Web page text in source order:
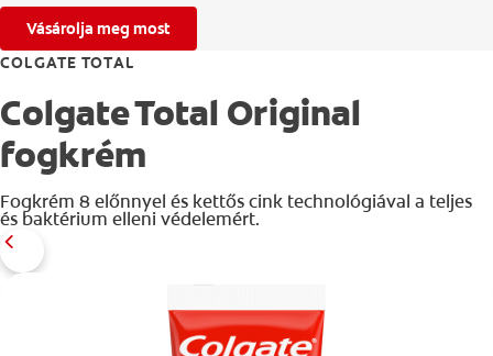
Vásárolja meg most
COLGATE TOTAL
Colgate Total Original
fogkrém
Fogkrém 8 előnnyel és kettős cink technológiával a teljes
és baktérium elleni védelemért.